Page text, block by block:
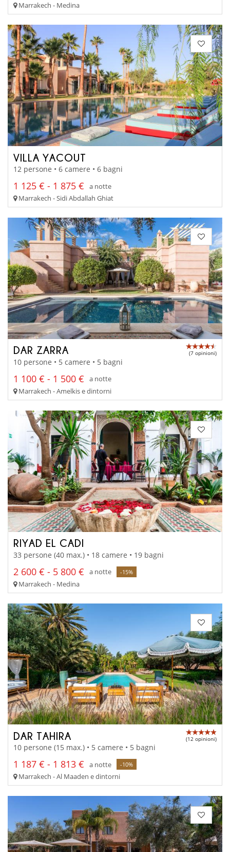
Marrakech - Medina
VILLA YACOUT
12 persone • 6 camere • 6 bagni
1 125 € - 1 875 €
a notte
Marrakech - Sidi Abdallah Ghiat
DAR ZARRA (7 opinioni)
10 persone • 5 camere • 5 bagni
1 100 € - 1 500 €
a notte
Marrakech - Amelkis e dintorni
RIYAD EL CADI
33 persone (40 max.) • 18 camere • 19 bagni
2 600 € - 5 800 € a notte -15%
Marrakech - Medina
DAR TAHIRA (12 opinioni)
10 persone (15 max.) • 5 camere • 5 bagni
1 187 € - 1 813 € a notte -10%
Marrakech - Al Maaden e dintorni